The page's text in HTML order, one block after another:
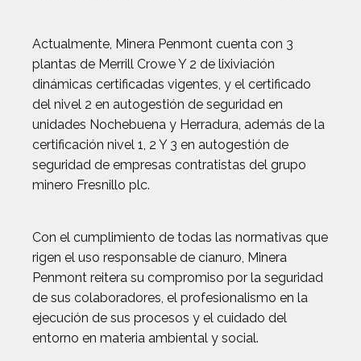
Actualmente, Minera Penmont cuenta con 3
plantas de Merrill Crowe Y 2 de lixiviación
dinámicas certificadas vigentes, y el certificado
del nivel 2 en autogestión de seguridad en
unidades Nochebuena y Herradura, además de la
certificación nivel 1, 2 Y 3 en autogestión de
seguridad de empresas contratistas del grupo
minero Fresnillo plc.
Con el cumplimiento de todas las normativas que
rigen el uso responsable de cianuro, Minera
Penmont reitera su compromiso por la seguridad
de sus colaboradores, el profesionalismo en la
ejecución de sus procesos y el cuidado del
entorno en materia ambiental y social.